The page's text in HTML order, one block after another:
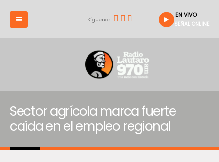
Síguenos:
EN VIVO
SEÑAL ONLINE
Sector agrícola marca fuerte
caída en el empleo regional